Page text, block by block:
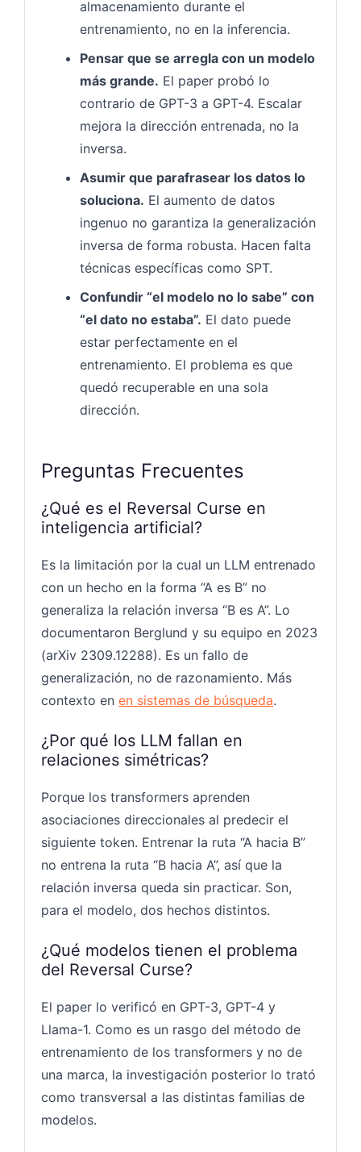
almacenamiento durante el
entrenamiento, no en la inferencia.
Pensar que se arregla con un modelo
más grande. El paper probó lo
contrario de GPT-3 a GPT-4. Escalar
mejora la dirección entrenada, no la
inversa.
Asumir que parafrasear los datos lo
soluciona. El aumento de datos
ingenuo no garantiza la generalización
inversa de forma robusta. Hacen falta
técnicas específicas como SPT.
Confundir “el modelo no lo sabe” con
“el dato no estaba”. El dato puede
estar perfectamente en el
entrenamiento. El problema es que
quedó recuperable en una sola
dirección.
Preguntas Frecuentes
¿Qué es el Reversal Curse en
inteligencia artificial?
Es la limitación por la cual un LLM entrenado
con un hecho en la forma “A es B” no
generaliza la relación inversa “B es A”. Lo
documentaron Berglund y su equipo en 2023
(arXiv 2309.12288). Es un fallo de
generalización, no de razonamiento. Más
contexto en en sistemas de búsqueda.
¿Por qué los LLM fallan en
relaciones simétricas?
Porque los transformers aprenden
asociaciones direccionales al predecir el
siguiente token. Entrenar la ruta “A hacia B”
no entrena la ruta “B hacia A”, así que la
relación inversa queda sin practicar. Son,
para el modelo, dos hechos distintos.
¿Qué modelos tienen el problema
del Reversal Curse?
El paper lo verificó en GPT-3, GPT-4 y
Llama-1. Como es un rasgo del método de
entrenamiento de los transformers y no de
una marca, la investigación posterior lo trató
como transversal a las distintas familias de
modelos.